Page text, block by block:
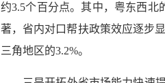
约3.5个百分点。其中，粤东西北
著，省内对口帮扶政策效应逐步
三角地区的3.2%。